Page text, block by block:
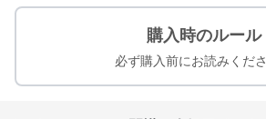
購入時のルール
必ず購入前にお読みくださ